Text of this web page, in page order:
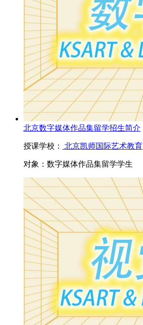
北京数字媒体作品集留学招生简介
授课学校： 北京凯师国际艺术教育
对象： 数字媒体作品集留学学生